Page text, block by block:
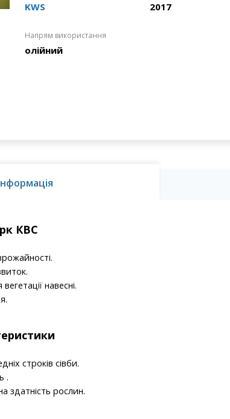
KWS 2017
Напрям використання
олійний
КВС​
навесні.
строків сівби.
.
здатність рослин.